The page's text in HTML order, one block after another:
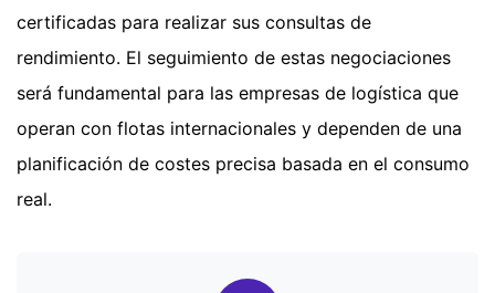
certificadas para realizar sus consultas de
rendimiento. El seguimiento de estas negociaciones
será fundamental para las empresas de logística que
operan con flotas internacionales y dependen de una
planificación de costes precisa basada en el consumo
real.